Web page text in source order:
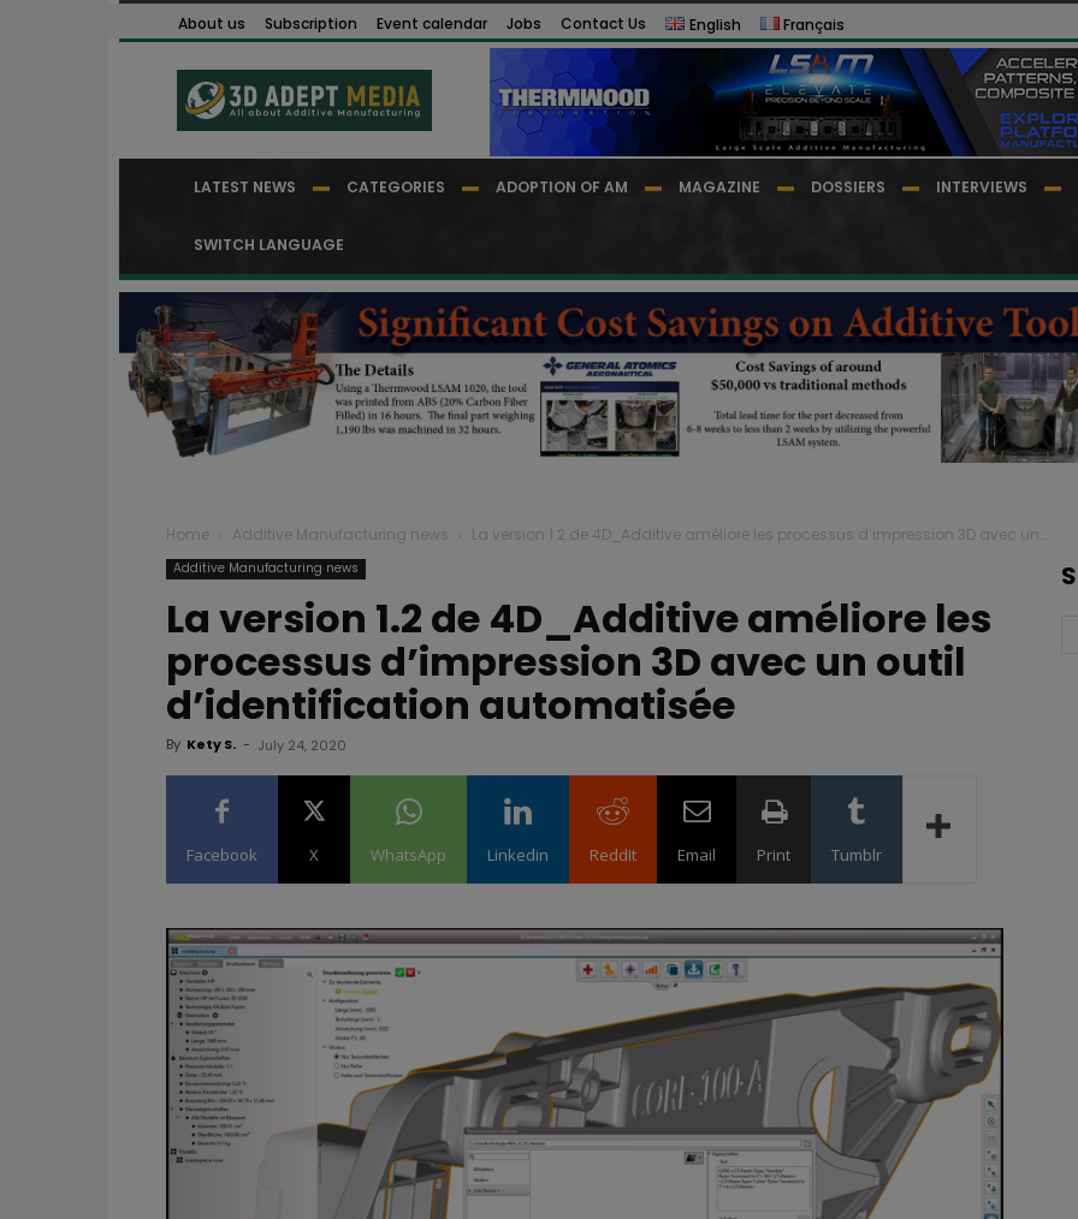
About us Subscription Event calendar Jobs Contact Us English Français
LATEST NEWS CATEGORIES ADOPTION OF AM MAGAZINE DOSSIERS INTERVIEWS
SWITCH LANGUAGE
Home Additive Manufacturing news La version 1.2 de 4D_Additive améliore les processus d’impression 3D avec un...
Additive Manufacturing news
La version 1.2 de 4D_Additive améliore les
processus d’impression 3D avec un outil
d’identification automatisée
By Kety S. - July 24, 2020
Facebook X WhatsApp Linkedin ReddIt Email Print Tumblr